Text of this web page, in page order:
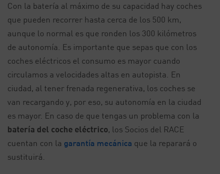
Con la batería al máximo de su capacidad hay coches
que pueden recorrer hasta cerca de los 500 km,
aunque lo normal es que ronden los 300 kilómetros
de autonomía. Es importante que sepas que con los
coches eléctricos el consumo es mayor cuando
circulamos a velocidades altas en autopista. En
ciudad, al tener frenada regenerativa, los coches se
van recargando y, por eso, su autonomía en la ciudad
es mayor. En caso de que tengas un problema con la
batería del coche eléctrico, los Socios del RACE
cuentan con la garantía mecánica que la reparará o
sustituirá.